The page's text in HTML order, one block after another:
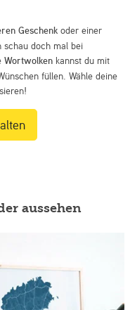
Geschenk oder einer
schau doch mal bei
Wortwolken kannst du mit
füllen. Wähle deine
aussehen